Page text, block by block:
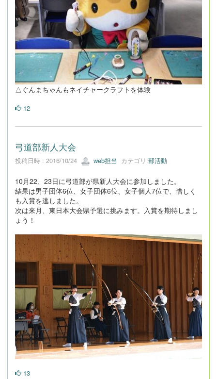
△ぐんまちゃんもネイチャークラフトを体験
12
弓道部新人大会
投稿日時 : 2016/10/24 web担当 カテゴリ:部活動
10月22、23日に弓道部が県新人大会に参加しました。
結果は男子団体6位、女子団体6位、女子個人7位で、惜しく
も入賞を逃しました。
次は来月、東日本大会県予選に挑みます。入賞を期待しまし
ょう！
13